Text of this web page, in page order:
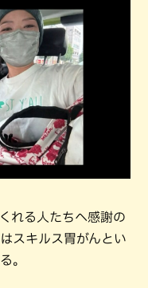
れる人たちへ感謝の
スキルス胃がんとい
。